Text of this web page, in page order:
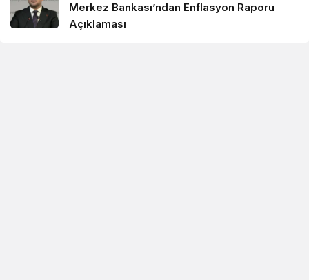
Merkez Bankası’ndan Enflasyon Raporu
Açıklaması